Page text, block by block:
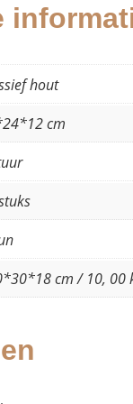
hout
cm
cm / 10, 00